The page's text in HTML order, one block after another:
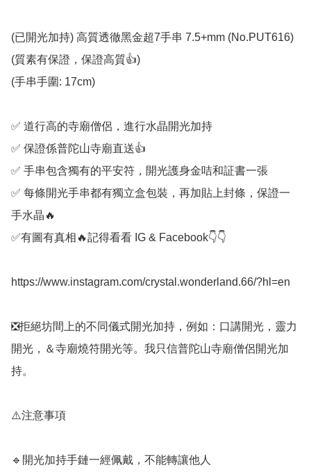
(已開光加持) 高質透徹黑金超7手串 7.5+mm (No.PUT616)
(質素有保證，保證高質👍)
(手串手圍: 17cm)
✅️ 道行高的寺廟僧侶，進行水晶開光加持
✅️ 保證係普陀山寺廟直送👍
✅️ 手串包含獨有的平安符，開光護身金咭和証書一張
✅️ 每條開光手串都有獨立盒包裝，再加貼上封條，保證一
手水晶🔥
✅️有圖有真相🔥記得看看 IG & Facebook👇👇
https://www.instagram.com/crystal.wonderland.66/?hl=en
❎️拒絕坊間上的不同儀式開光加持，例如：口講開光，靈力
開光，＆寺廟燒符開光等。我只信普陀山寺廟僧侶開光加
持。
⚠️注意事項
🔹️開光加持手鏈一經佩戴，不能轉讓他人